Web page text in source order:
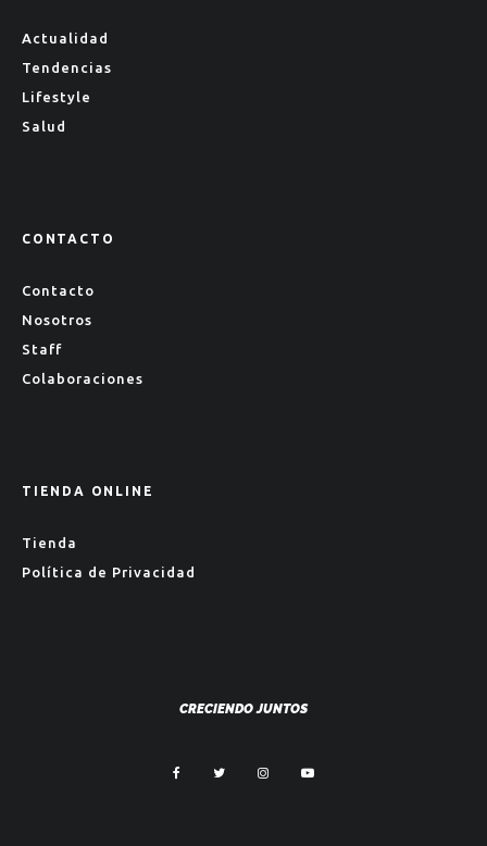
Actualidad
Tendencias
Lifestyle
Salud
CONTACTO
Contacto
Nosotros
Staff
Colaboraciones
TIENDA ONLINE
Tienda
Política de Privacidad
CRECIENDO JUNTOS